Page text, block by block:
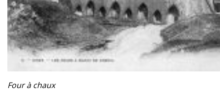
Four à chaux